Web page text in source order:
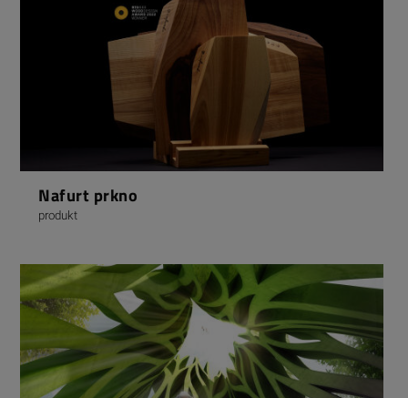
Nafurt prkno
produkt